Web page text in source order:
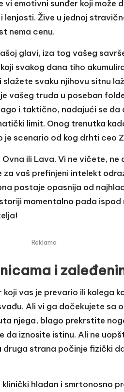
emotivni sunđer koji može
Žive u jednoj
nema cenu.
glavi, iza tog vašeg
svakog dana tiho
svaku njihovu sitnu
vašeg truda u poseban
i taktično, nadajući se da
limit. Onog trenutka
scenario od kog drhti ceo
ili Lava. Vi ne vičete,
vaš prefinjeni intelekt
postaje opasnija od
momentalno pada ispod
Reklama
i
vas je prevario ili kolega
Ali vi ga dočekujete sa
njega, blago prekrstite
iznosite istinu. Ali ne
strana počinje fizički
hladan i smrtonosno